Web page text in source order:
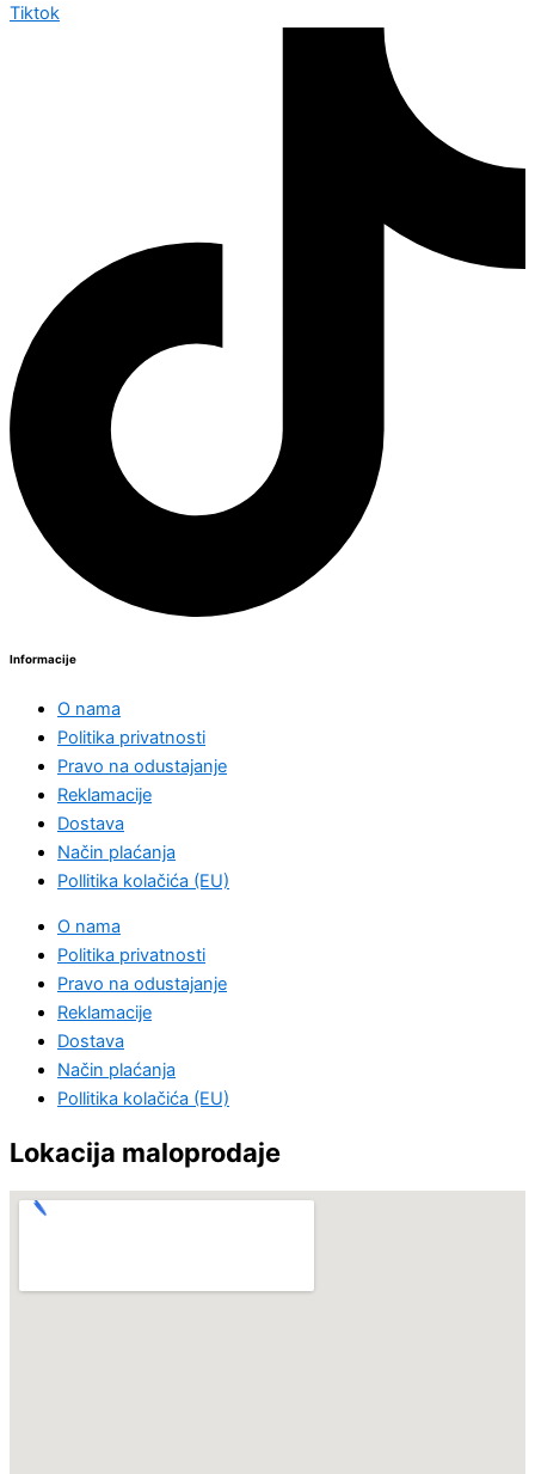
Tiktok
Informacije
O nama
Politika privatnosti
Pravo na odustajanje
Reklamacije
Dostava
Način plaćanja
Pollitika kolačića (EU)
O nama
Politika privatnosti
Pravo na odustajanje
Reklamacije
Dostava
Način plaćanja
Pollitika kolačića (EU)
Lokacija maloprodaje